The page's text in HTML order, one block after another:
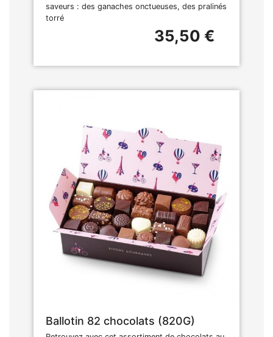
saveurs : des ganaches onctueuses, des pralinés
torré
35,50 €
Ballotin 82 chocolats (820G)